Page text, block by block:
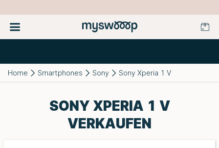
Home Smartphones Sony Sony Xperia 1 V
SONY XPERIA 1 V
VERKAUFEN